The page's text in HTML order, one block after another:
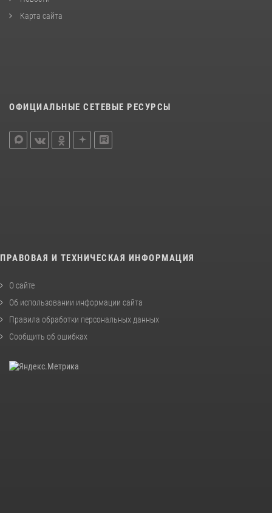
Карта сайта
ОФИЦИАЛЬНЫЕ СЕТЕВЫЕ РЕСУРСЫ
ПРАВОВАЯ И ТЕХНИЧЕСКАЯ ИНФОРМАЦИЯ
О сайте
Об использовании информации сайта
Правила обработки персональных данных
Сообщить об ошибках